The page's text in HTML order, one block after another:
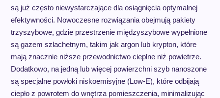
są już często niewystarczające dla osiągnięcia optymalnej
efektywności. Nowoczesne rozwiązania obejmują pakiety
trzyszybowe, gdzie przestrzenie międzyszybowe wypełnione
są gazem szlachetnym, takim jak argon lub krypton, które
mają znacznie niższe przewodnictwo cieplne niż powietrze.
Dodatkowo, na jedną lub więcej powierzchni szyb nanoszone
są specjalne powłoki niskoemisyjne (Low-E), które odbijają
ciepło z powrotem do wnętrza pomieszczenia, minimalizując